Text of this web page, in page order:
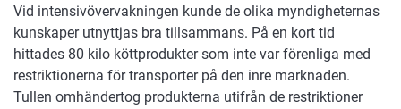
Vid intensivövervakningen kunde de olika myndigheternas
kunskaper utnyttjas bra tillsammans. På en kort tid
hittades 80 kilo köttprodukter som inte var förenliga med
restriktionerna för transporter på den inre marknaden.
Tullen omhändertog produkterna utifrån de restriktioner